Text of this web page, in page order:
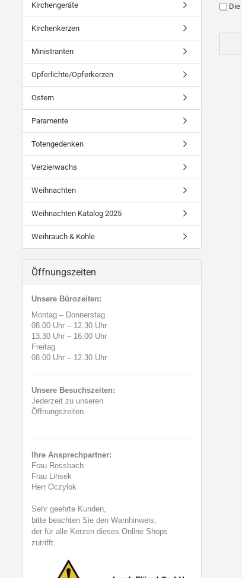
Die
Kirchengeräte
Kirchenkerzen
Ministranten
Opferlichte/Opferkerzen
Ostern
Paramente
Totengedenken
Verzierwachs
Weihnachten
Weihnachten Katalog 2025
Weihrauch & Kohle
Öffnungszeiten
Unsere Bürozeiten:
Montag – Donnerstag
08.00 Uhr – 12.30 Uhr
13.30 Uhr – 16.00 Uhr
Freitag
08.00 Uhr – 12.30 Uhr
Unsere Besuchszeiten:
Jederzeit zu unseren
Öffnungszeiten.
Ihre Ansprechpartner:
Frau Rossbach
Frau Lihsek
Herr Oczylok
Sehr geehrte Kunden,
bitte beachten Sie den Warnhinweis,
der für alle Kerzen dieses Online Shops
zutrifft.